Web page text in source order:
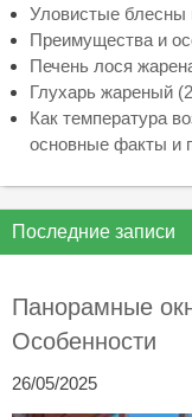
Уловистые блесны
Преимущества и
Печень лося
Глухарь жареный
Как температура
основные факты и
Последние записи
Панорамные
Особенности
26/05/2025